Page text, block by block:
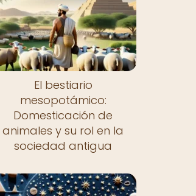
El bestiario
mesopotámico:
Domesticación de
animales y su rol en la
sociedad antigua